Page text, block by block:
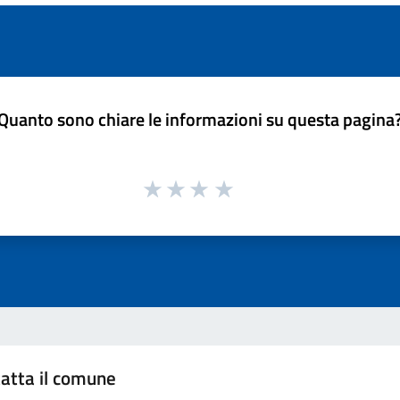
sono chiare le informazioni su questa
il comune